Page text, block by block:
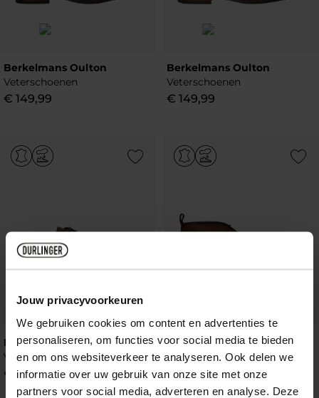
Jouw privacyvoorkeuren
We gebruiken cookies om content en advertenties te
personaliseren, om functies voor social media te bieden
en om ons websiteverkeer te analyseren. Ook delen we
informatie over uw gebruik van onze site met onze
partners voor social media, adverteren en analyse. Deze
Berkelmans Oulton
Veterschoenen
€ 149,99
Berkelmans Oulton
Veterschoenen
€ 149,99
Add to Wishlist
Berkelmans Oulton
Veterschoenen
€ 139,99
Add to
Berkelmans
Veterboots
€ 149 ,99